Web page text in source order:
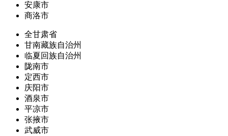
安康市
商洛市
全甘肃省
甘南藏族自治州
临夏回族自治州
陇南市
定西市
庆阳市
酒泉市
平凉市
张掖市
武威市